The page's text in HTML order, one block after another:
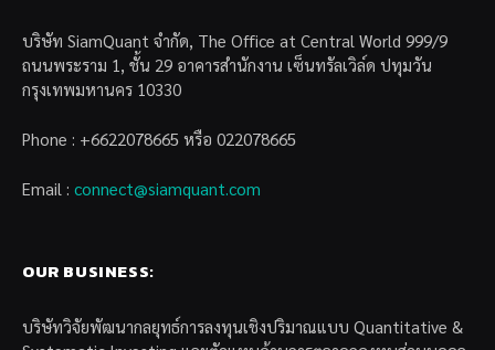
บริษัท SiamQuant จำกัด, The Office at Central World 999/9
ถนนพระราม 1, ชั้น 29 อาคารสำนักงาน เซ็นทรัลเวิล์ด ปทุมวัน
กรุงเทพมหานคร 10330
Phone : +6622078665 หรือ 022078665
Email : connect@siamquant.com
OUR BUSINESS:
บริษัทวิจัยพัฒนากลยุทธ์การลงทุนเชิงปริมาณแบบ Quantitative &